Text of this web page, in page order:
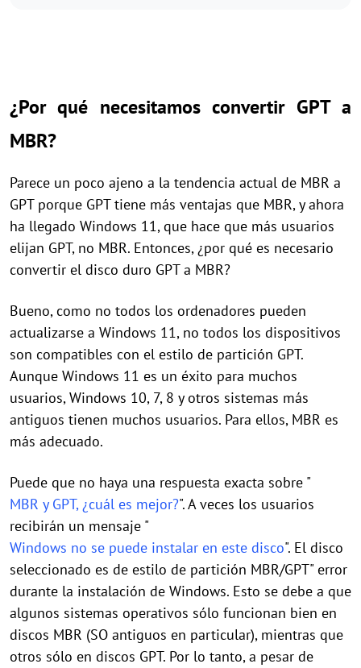
¿Por qué necesitamos convertir GPT a
MBR?
Parece un poco ajeno a la tendencia actual de MBR a
GPT porque GPT tiene más ventajas que MBR, y ahora
ha llegado Windows 11, que hace que más usuarios
elijan GPT, no MBR. Entonces, ¿por qué es necesario
convertir el disco duro GPT a MBR?
Bueno, como no todos los ordenadores pueden
actualizarse a Windows 11, no todos los dispositivos
son compatibles con el estilo de partición GPT.
Aunque Windows 11 es un éxito para muchos
usuarios, Windows 10, 7, 8 y otros sistemas más
antiguos tienen muchos usuarios. Para ellos, MBR es
más adecuado.
Puede que no haya una respuesta exacta sobre "
MBR y GPT, ¿cuál es mejor?". A veces los usuarios
recibirán un mensaje "
Windows no se puede instalar en este disco". El disco
seleccionado es de estilo de partición MBR/GPT" error
durante la instalación de Windows. Esto se debe a que
algunos sistemas operativos sólo funcionan bien en
discos MBR (SO antiguos en particular), mientras que
otros sólo en discos GPT. Por lo tanto, a pesar de